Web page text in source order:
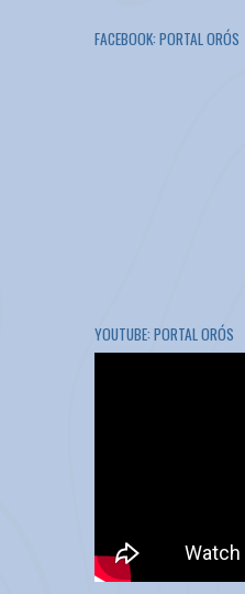
FACEBOOK: PORTAL ORÓS
YOUTUBE: PORTAL ORÓS